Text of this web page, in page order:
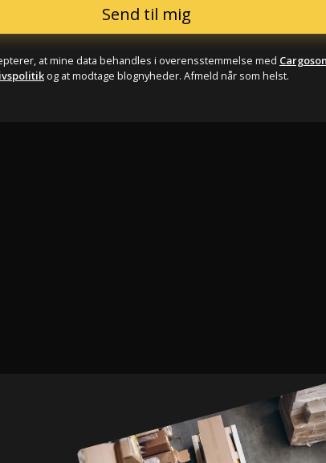
at mine data behandles i overensstemmelse med
og at modtage blognyheder. Afmeld når som helst.